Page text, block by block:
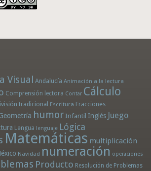
Visual Andalucía Animación a la lectura
Comprensión lectora Contar Cálculo
tradicional Escritura Fracciones
humor Infantil Inglés Juego
Lengua lenguaje Lógica
Matemáticas multiplicación
Navidad numeración operaciones
Producto Resolución de Problemas